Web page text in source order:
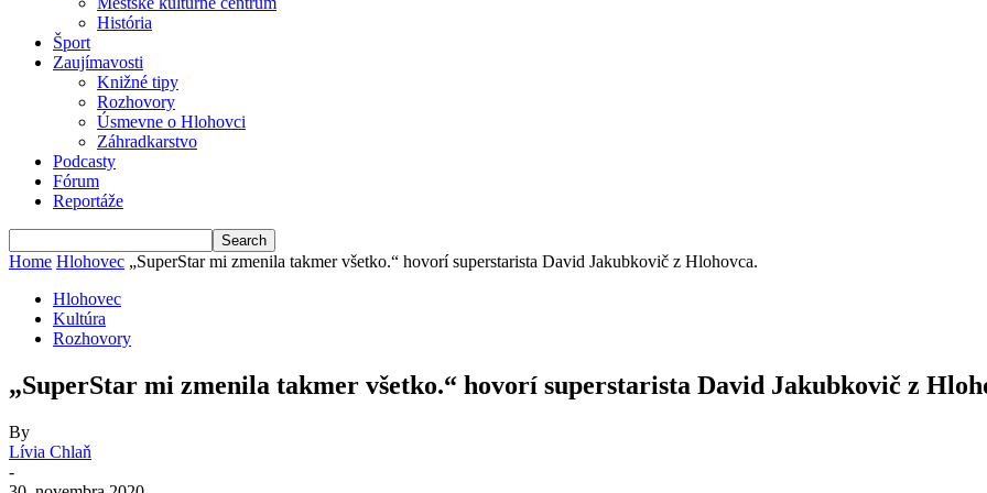
História
Šport
Zaujímavosti
Knižné tipy
Rozhovory
Úsmevne o Hlohovci
Záhradkarstvo
Podcasty
Fórum
Reportáže
Home Hlohovec „SuperStar mi zmenila takmer všetko.“ hovorí superstarista David Jakubkovič z Hlohovca.
Hlohovec
Kultúra
Rozhovory
„SuperStar mi zmenila takmer všetko.“ hovorí superstarista David Jakubkovič z
By
Lívia Chlaň
-